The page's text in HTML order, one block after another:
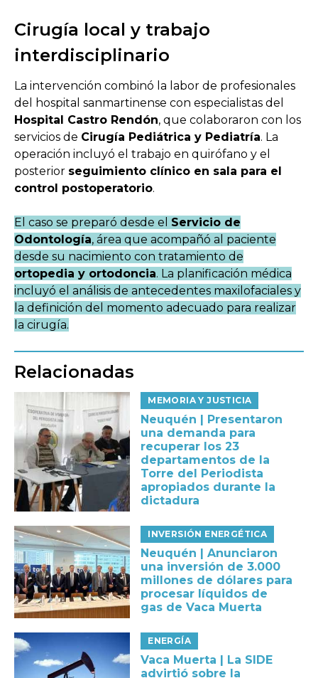
Cirugía local y trabajo
interdisciplinario
La intervención combinó la labor de profesionales
del hospital sanmartinense con especialistas del
Hospital Castro Rendón, que colaboraron con los
servicios de Cirugía Pediátrica y Pediatría. La
operación incluyó el trabajo en quirófano y el
posterior seguimiento clínico en sala para el
control postoperatorio.
El caso se preparó desde el Servicio de
Odontología, área que acompañó al paciente
desde su nacimiento con tratamiento de
ortopedia y ortodoncia. La planificación médica
incluyó el análisis de antecedentes maxilofaciales y
la definición del momento adecuado para realizar
la cirugía.
Relacionadas
MEMORIA Y JUSTICIA
Neuquén | Presentaron
una demanda para
recuperar los 23
departamentos de la
Torre del Periodista
apropiados durante la
dictadura
INVERSIÓN ENERGÉTICA
Neuquén | Anunciaron
una inversión de 3.000
millones de dólares para
procesar líquidos de
gas de Vaca Muerta
ENERGÍA
Vaca Muerta | La SIDE
advirtió sobre la